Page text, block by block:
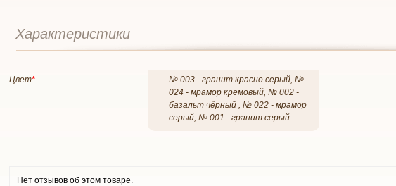
Характеристики
Цвет*
№ 003 - гранит красно серый, №
024 - мрамор кремовый, № 002 -
базальт чёрный , № 022 - мрамор
серый, № 001 - гранит серый
Нет отзывов об этом товаре.